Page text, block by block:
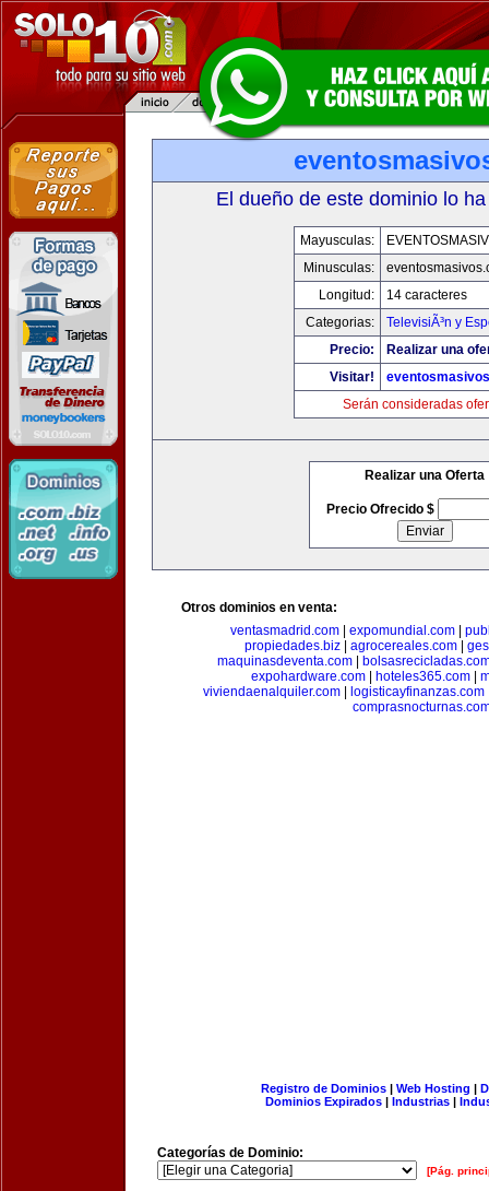
El dueño de este dominio lo
Mayusculas:
Minusculas:
Longitud:
14 caracteres
Categorias:
TelevisiÃ³n y
Precio:
Realizar una
Visitar!
Serán consideradas
Realizar una Oferta
Precio Ofrecido $
Otros dominios en venta:
ventasmadrid.com
expomundial.com
propiedades.biz| agrocereales.com|
maquinasdeventa.com
expohardware.com| hoteles365.com|
viviendaenalquiler.com
logisticayfinanzas.com
Registro de Dominios| Web Hosting |
Dominios Expirados | Industrias |
Categorías de Dominio:
[Pág.